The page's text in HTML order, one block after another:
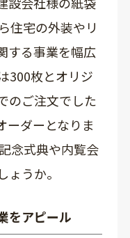
住宅の外装やリ
する事業を幅広
300枚とオリジ
のご注文でした
ーダーとなりま
念式典や内覧会
うか。
をアピール